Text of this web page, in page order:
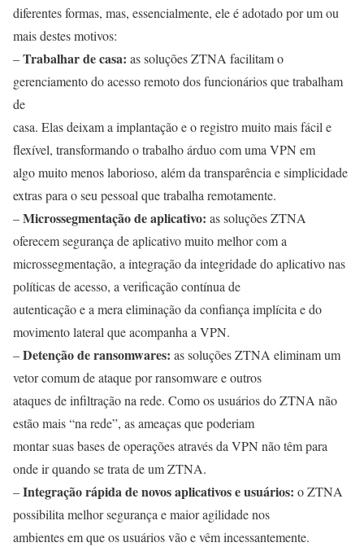
diferentes formas, mas, essencialmente, ele é adotado por um ou
mais destes motivos:
–Trabalhar de casa: as soluções ZTNA facilitam o
gerenciamento do acesso remoto dos funcionários que trabalham
de
casa. Elas deixam a implantação e o registro muito mais fácil e
flexível, transformando o trabalho árduo com uma VPN em
algo muito menos laborioso, além da transparência e simplicidade
extras para o seu pessoal que trabalha remotamente.
–Microssegmentação de aplicativo: as soluções ZTNA
oferecem segurança de aplicativo muito melhor com a
microssegmentação, a integração da integridade do aplicativo nas
políticas de acesso, a verificação contínua de
autenticação e a mera eliminação da confiança implícita e do
movimento lateral que acompanha a VPN.
–Detenção de ransomwares: as soluções ZTNA eliminam um
vetor comum de ataque por ransomware e outros
ataques de infiltração na rede. Como os usuários do ZTNA não
estão mais “na rede”, as ameaças que poderiam
montar suas bases de operações através da VPN não têm para
onde ir quando se trata de um ZTNA.
–Integração rápida de novos aplicativos e usuários: o ZTNA
possibilita melhor segurança e maior agilidade nos
ambientes em que os usuários vão e vêm incessantemente.